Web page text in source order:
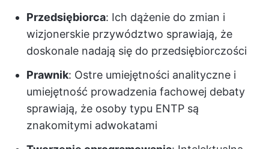
Przedsiębiorca: Ich dążenie do zmian i
wizjonerskie przywództwo sprawiają, że
doskonale nadają się do przedsiębiorczości
Prawnik: Ostre umiejętności analityczne i
umiejętność prowadzenia fachowej debaty
sprawiają, że osoby typu ENTP są
znakomitymi adwokatami